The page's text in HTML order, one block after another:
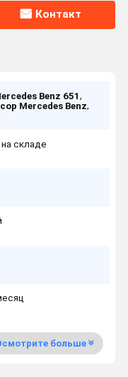
Контакт
Benz 651,
Mercedes Benz,
складе
больше